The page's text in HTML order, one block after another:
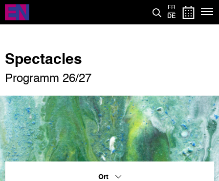
Direkt
zum
Inhalt
FR
DE
Spectacles
Programm 26/27
Ort